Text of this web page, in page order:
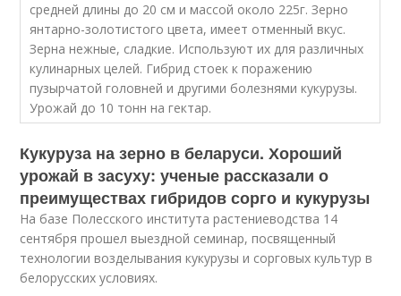
средней длины до 20 см и массой около 225г. Зерно
янтарно-золотистого цвета, имеет отменный вкус.
Зерна нежные, сладкие. Используют их для различных
кулинарных целей. Гибрид стоек к поражению
пузырчатой головней и другими болезнями кукурузы.
Урожай до 10 тонн на гектар.
Кукуруза на зерно в беларуси. Хороший
урожай в засуху: ученые рассказали о
преимуществах гибридов сорго и кукурузы
На базе Полесского института растениеводства 14
сентября прошел выездной семинар, посвященный
технологии возделывания кукурузы и сорговых культур в
белорусских условиях.